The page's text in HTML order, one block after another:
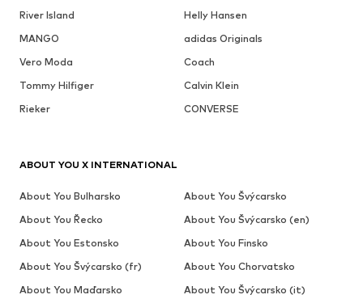
River Island
Helly Hansen
MANGO
adidas Originals
Vero Moda
Coach
Tommy Hilfiger
Calvin Klein
Rieker
CONVERSE
ABOUT YOU X INTERNATIONAL
About You Bulharsko
About You Švýcarsko
About You Řecko
About You Švýcarsko (en)
About You Estonsko
About You Finsko
About You Švýcarsko (fr)
About You Chorvatsko
About You Maďarsko
About You Švýcarsko (it)